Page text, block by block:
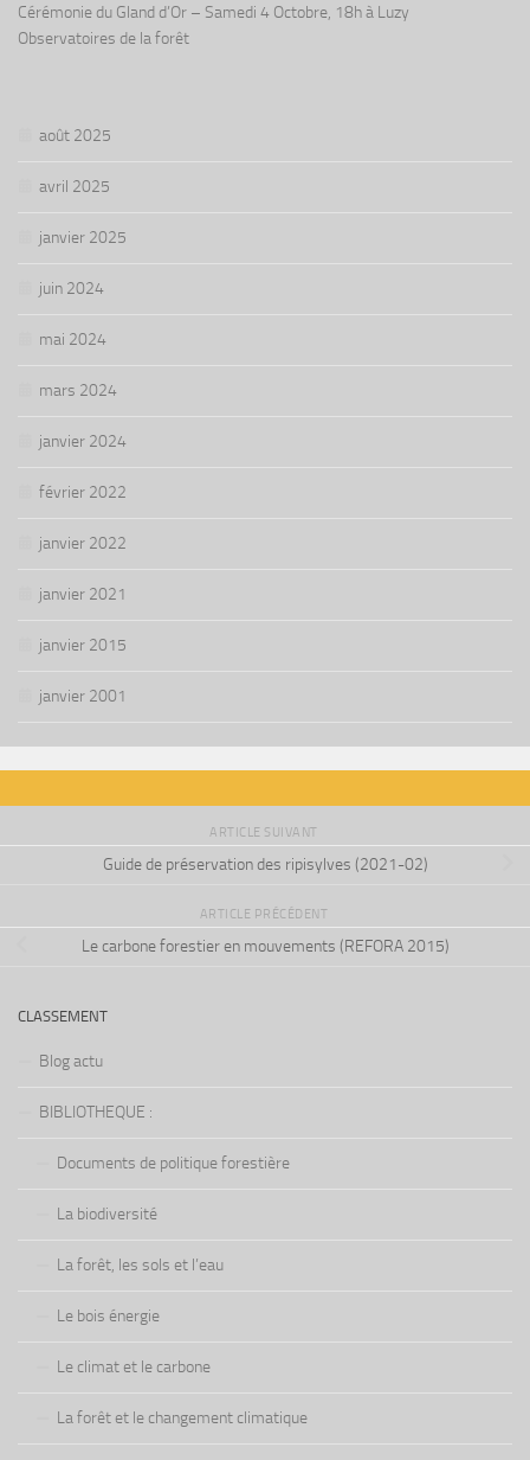
Cérémonie du Gland d’Or – Samedi 4 Octobre, 18h à Luzy
Observatoires de la forêt
août 2025
avril 2025
janvier 2025
juin 2024
mai 2024
mars 2024
janvier 2024
février 2022
janvier 2022
janvier 2021
janvier 2015
janvier 2001
ARTICLE SUIVANT
Guide de préservation des ripisylves (2021-02)
ARTICLE PRÉCÉDENT
Le carbone forestier en mouvements (REFORA 2015)
CLASSEMENT
Blog actu
BIBLIOTHEQUE :
Documents de politique forestière
La biodiversité
La forêt, les sols et l’eau
Le bois énergie
Le climat et le carbone
La forêt et le changement climatique